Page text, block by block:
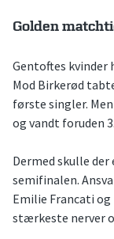
Golden
Gentoftes kvinder
Mod Birkerød
første singler.
og vandt foruden
Dermed skulle
semifinalen.
Emilie Francati og
stærkeste nerver